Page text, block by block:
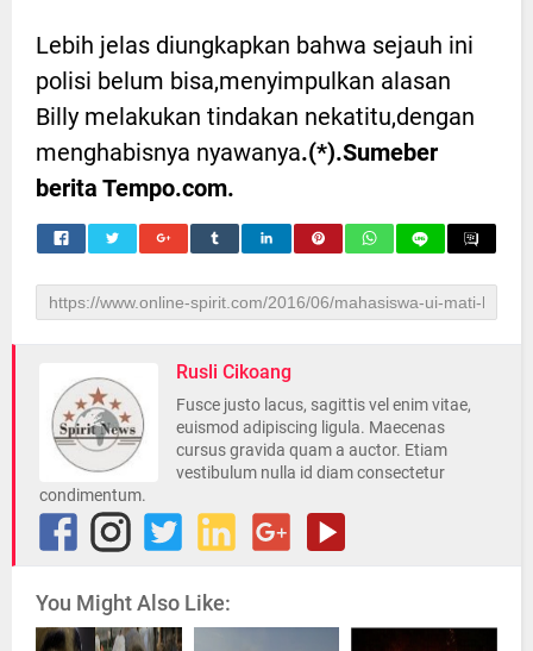
Lebih jelas diungkapkan bahwa sejauh ini
polisi belum bisa,menyimpulkan alasan
Billy melakukan tindakan nekatitu,dengan
menghabisnya nyawanya.(*).Sumeber
berita Tempo.com.
Rusli Cikoang
Fusce justo lacus, sagittis vel enim vitae,
euismod adipiscing ligula. Maecenas
cursus gravida quam a auctor. Etiam
vestibulum nulla id diam consectetur
condimentum.
You Might Also Like: